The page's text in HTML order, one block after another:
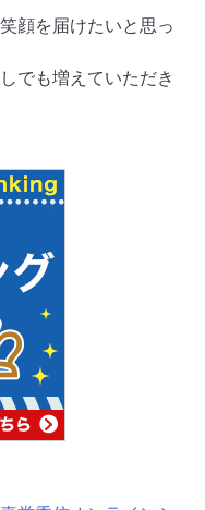
顔を届けたいと思っ
でも増えていただき